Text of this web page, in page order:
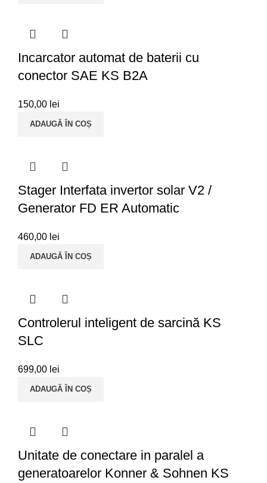
Incarcator automat de baterii cu
conector SAE KS B2A
150,00 lei
ADAUGĂ ÎN COȘ
Stager Interfata invertor solar V2 /
Generator FD ER Automatic
460,00 lei
ADAUGĂ ÎN COȘ
Controlerul inteligent de sarcină KS
SLC
699,00 lei
ADAUGĂ ÎN COȘ
Unitate de conectare in paralel a
generatoarelor Konner & Sohnen KS